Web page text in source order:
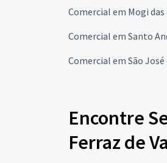
Comercial em Mogi das
Comercial em Santo
Comercial em São
Encontre
Ferraz de